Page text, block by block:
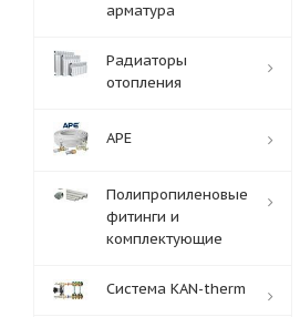
арматура
Радиаторы
отопления
APE
Полипропиленовые
фитинги и
комплектующие
Система KAN-therm